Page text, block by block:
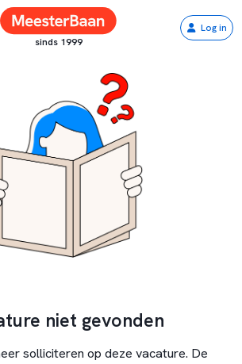
sinds 1999
Log in
niet gevonden
solliciteren op deze vacature. De